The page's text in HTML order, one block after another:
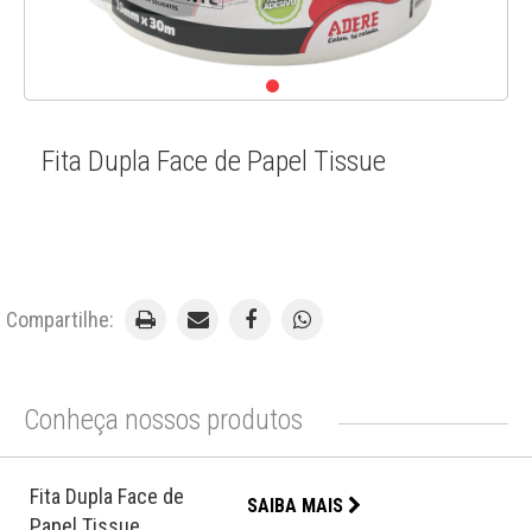
Fita Dupla Face de Papel Tissue
Compartilhe:
Conheça nossos produtos
Fita Dupla Face de
SAIBA MAIS